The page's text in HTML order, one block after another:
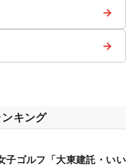
→
→
キング
子ゴルフ「大東建託・いい